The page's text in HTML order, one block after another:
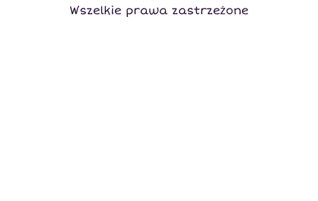
Wszelkie prawa zastrzeżone